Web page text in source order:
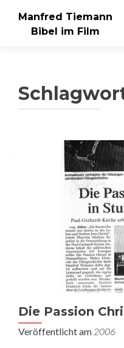
Manfred Tiemann
Bibel im Film
Die Passion
Veröffentlicht am 2006